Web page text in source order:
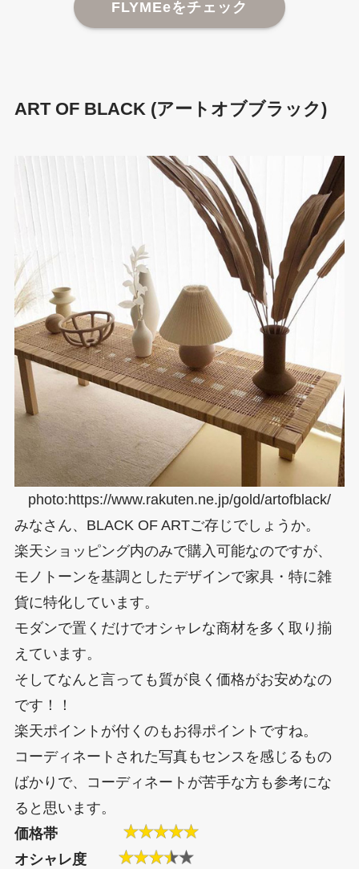
FLYMEeをチェック
ART OF BLACK (アートオブブラック)
photo:https://www.rakuten.ne.jp/gold/artofblack/
みなさん、BLACK OF ARTご存じでしょうか。
楽天ショッピング内のみで購入可能なのですが、
モノトーンを基調としたデザインで家具・特に雑
貨に特化しています。
モダンで置くだけでオシャレな商材を多く取り揃
えています。
そしてなんと言っても質が良く価格がお安めなの
です！！
楽天ポイントが付くのもお得ポイントですね。
コーディネートされた写真もセンスを感じるもの
ばかりで、コーディネートが苦手な方も参考にな
ると思います。
価格帯
オシャレ度